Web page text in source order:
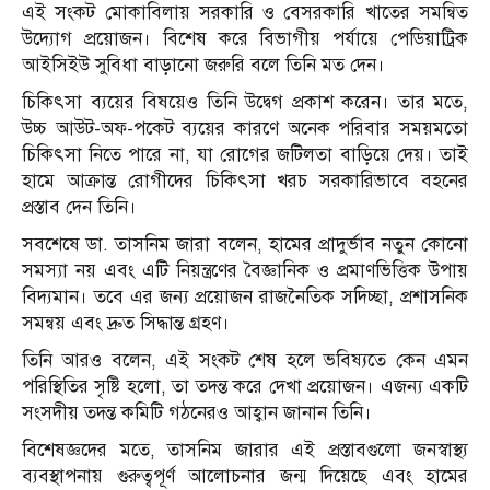
এই সংকট মোকাবিলায় সরকারি ও বেসরকারি খাতের সমন্বিত
উদ্যোগ প্রয়োজন। বিশেষ করে বিভাগীয় পর্যায়ে পেডিয়াট্রিক
আইসিইউ সুবিধা বাড়ানো জরুরি বলে তিনি মত দেন।
চিকিৎসা ব্যয়ের বিষয়েও তিনি উদ্বেগ প্রকাশ করেন। তার মতে,
উচ্চ আউট-অফ-পকেট ব্যয়ের কারণে অনেক পরিবার সময়মতো
চিকিৎসা নিতে পারে না, যা রোগের জটিলতা বাড়িয়ে দেয়। তাই
হামে আক্রান্ত রোগীদের চিকিৎসা খরচ সরকারিভাবে বহনের
প্রস্তাব দেন তিনি।
সবশেষে ডা. তাসনিম জারা বলেন, হামের প্রাদুর্ভাব নতুন কোনো
সমস্যা নয় এবং এটি নিয়ন্ত্রণের বৈজ্ঞানিক ও প্রমাণভিত্তিক উপায়
বিদ্যমান। তবে এর জন্য প্রয়োজন রাজনৈতিক সদিচ্ছা, প্রশাসনিক
সমন্বয় এবং দ্রুত সিদ্ধান্ত গ্রহণ।
তিনি আরও বলেন, এই সংকট শেষ হলে ভবিষ্যতে কেন এমন
পরিস্থিতির সৃষ্টি হলো, তা তদন্ত করে দেখা প্রয়োজন। এজন্য একটি
সংসদীয় তদন্ত কমিটি গঠনেরও আহ্বান জানান তিনি।
বিশেষজ্ঞদের মতে, তাসনিম জারার এই প্রস্তাবগুলো জনস্বাস্থ্য
ব্যবস্থাপনায় গুরুত্বপূর্ণ আলোচনার জন্ম দিয়েছে এবং হামের